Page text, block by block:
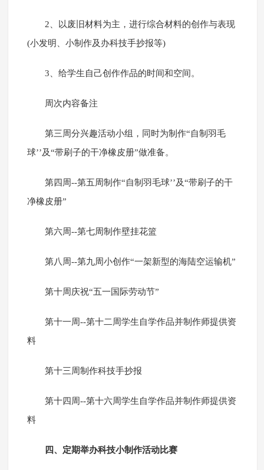
2、以废旧材料为主，进行综合材料的创作与表现
(小发明、小制作及办科技手抄报等)
3、给学生自己创作作品的时间和空间。
周次内容备注
第三周分兴趣活动小组，同时为制作“自制羽毛
球’’及“带刷子的干净橡皮册”做准备。
第四周--第五周制作“自制羽毛球’’及“带刷子的干
净橡皮册”
第六周--第七周制作壁挂花篮
第八周--第九周小创作“一架新型的海陆空运输机”
第十周庆祝“五一国际劳动节”
第十一周--第十二周学生自学作品并制作师提供资
料
第十三周制作科技手抄报
第十四周--第十六周学生自学作品并制作师提供资
料
四、定期举办科技小制作活动比赛